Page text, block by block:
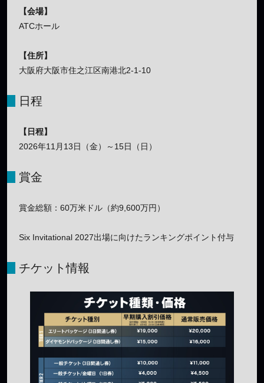
【会場】
ATCホール
【住所】
大阪府大阪市住之江区南港北2-1-10
日程
【日程】
2026年11月13日（金）～15日（日）
賞金
賞金総額：60万米ドル（約9,600万円）
Six Invitational 2027出場に向けたランキングポイント付与
チケット情報